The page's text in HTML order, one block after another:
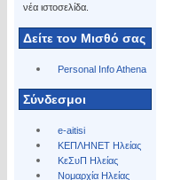
νέα ιστοσελίδα.
Δείτε τον Μισθό σας
Personal Info Athena
Σύνδεσμοι
e-aitisi
ΚΕΠΛΗΝΕΤ Ηλείας
ΚεΣυΠ Ηλείας
Νομαρχία Ηλείας